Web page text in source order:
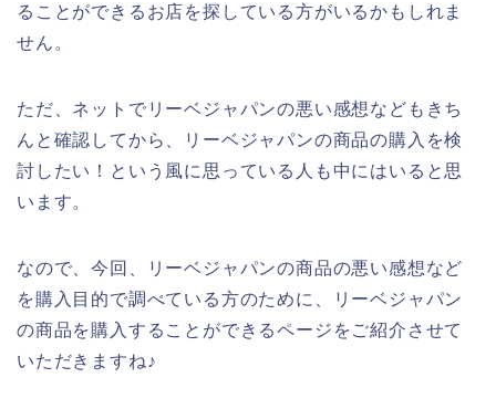
ることができるお店を探している方がいるかもしれま
せん。
ただ、ネットでリーベジャパンの悪い感想などもきち
んと確認してから、リーベジャパンの商品の購入を検
討したい！という風に思っている人も中にはいると思
います。
なので、今回、リーベジャパンの商品の悪い感想など
を購入目的で調べている方のために、リーベジャパン
の商品を購入することができるページをご紹介させて
いただきますね♪